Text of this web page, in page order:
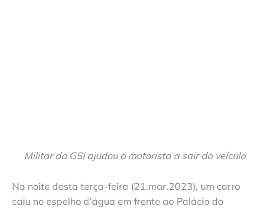
Militar do GSI ajudou o motorista a sair do veículo
Na noite desta terça-feira (21.mar.2023), um carro
caiu no espelho d’água em frente ao Palácio do